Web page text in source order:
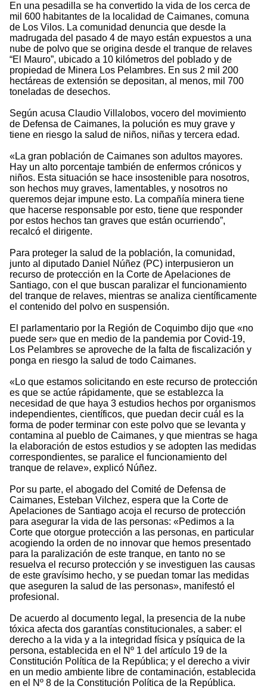
En una pesadilla se ha convertido la vida de los cerca de
mil 600 habitantes de la localidad de Caimanes, comuna
de Los Vilos. La comunidad denuncia que desde la
madrugada del pasado 4 de mayo están expuestos a una
nube de polvo que se origina desde el tranque de relaves
“El Mauro”, ubicado a 10 kilómetros del poblado y de
propiedad de Minera Los Pelambres. En sus 2 mil 200
hectáreas de extensión se depositan, al menos, mil 700
toneladas de desechos.
Según acusa Claudio Villalobos, vocero del movimiento
de Defensa de Caimanes, la polución es muy grave y
tiene en riesgo la salud de niños, niñas y tercera edad.
«La gran población de Caimanes son adultos mayores.
Hay un alto porcentaje también de enfermos crónicos y
niños. Esta situación se hace insostenible para nosotros,
son hechos muy graves, lamentables, y nosotros no
queremos dejar impune esto. La compañía minera tiene
que hacerse responsable por esto, tiene que responder
por estos hechos tan graves que están ocurriendo”,
recalcó el dirigente.
Para proteger la salud de la población, la comunidad,
junto al diputado Daniel Núñez (PC) interpusieron un
recurso de protección en la Corte de Apelaciones de
Santiago, con el que buscan paralizar el funcionamiento
del tranque de relaves, mientras se analiza científicamente
el contenido del polvo en suspensión.
El parlamentario por la Región de Coquimbo dijo que «no
puede ser» que en medio de la pandemia por Covid-19,
Los Pelambres se aproveche de la falta de fiscalización y
ponga en riesgo la salud de todo Caimanes.
«Lo que estamos solicitando en este recurso de protección
es que se actúe rápidamente, que se establezca la
necesidad de que haya 3 estudios hechos por organismos
independientes, científicos, que puedan decir cuál es la
forma de poder terminar con este polvo que se levanta y
contamina al pueblo de Caimanes, y que mientras se haga
la elaboración de estos estudios y se adopten las medidas
correspondientes, se paralice el funcionamiento del
tranque de relave», explicó Núñez.
Por su parte, el abogado del Comité de Defensa de
Caimanes, Esteban Vilchez, espera que la Corte de
Apelaciones de Santiago acoja el recurso de protección
para asegurar la vida de las personas: «Pedimos a la
Corte que otorgue protección a las personas, en particular
acogiendo la orden de no innovar que hemos presentado
para la paralización de este tranque, en tanto no se
resuelva el recurso protección y se investiguen las causas
de este gravísimo hecho, y se puedan tomar las medidas
que aseguren la salud de las personas», manifestó el
profesional.
De acuerdo al documento legal, la presencia de la nube
tóxica afecta dos garantías constitucionales, a saber: el
derecho a la vida y a la integridad física y psíquica de la
persona, establecida en el Nº 1 del artículo 19 de la
Constitución Política de la República; y el derecho a vivir
en un medio ambiente libre de contaminación, establecida
en el Nº 8 de la Constitución Política de la República.